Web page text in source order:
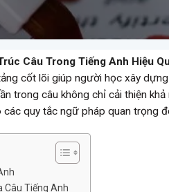
Câu Trong Tiếng Anh Hiệu
cốt lõi giúp người học xây
trong câu không chỉ cải thiện
các quy tắc ngữ pháp quan trọng
Câu Tiếng Anh